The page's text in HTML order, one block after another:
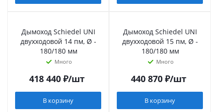
Дымоход Schiedel UNI
двухходовой 14 пм, Ø -
180/180 мм
Много
418 440₽/шт
В корзину
Дымоход Schiedel UNI
двухходовой 15 пм, Ø -
180/180 мм
Много
440 870₽/шт
В корзину